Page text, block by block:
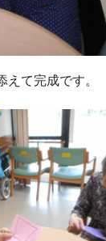
えて完成です。